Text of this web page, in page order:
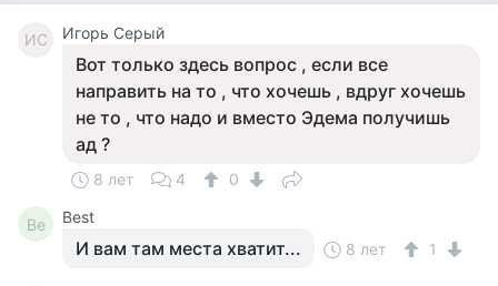
ИС Игорь Серый
Вот только здесь вопрос , если все
направить на то , что хочешь , вдруг хочешь
не то , что надо и вместо Эдема получишь
ад ?
8 лет 4 0
Be Best
И вам там места хватит... 8 лет 1